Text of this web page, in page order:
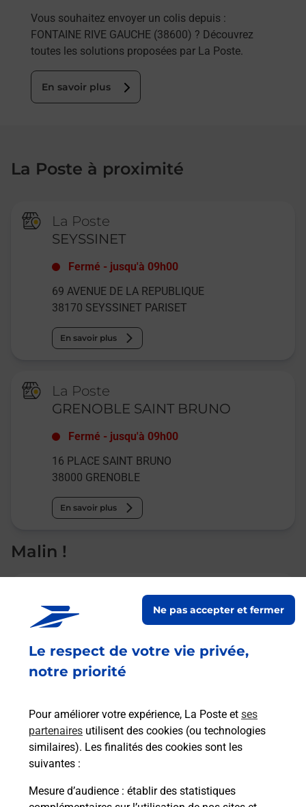
Le respect de votre vie privée,
notre priorité
Pour améliorer votre expérience, La Poste et ses
partenaires utilisent des cookies (ou technologies
similaires). Les finalités des cookies sont les
suivantes :
Mesure d’audience : établir des statistiques
Ne pas accepter et fermer
Vous souhaitez envoyer un colis depuis :
FONTAINE RIVE GAUCHE (38600) ? Découvrez
toutes les solutions proposées par La Poste.
En savoir plus
La Poste à proximité
La Poste
SEYSSINET
Fermé - jusqu'à 09h00
69 AVENUE DE LA REPUBLIQUE
38170 SEYSSINET PARISET
En savoir plus
La Poste
GRENOBLE SAINT BRUNO
Fermé - jusqu'à 09h00
16 PLACE SAINT BRUNO
38000 GRENOBLE
En savoir plus
Malin !
en ligne
En savoir plus
Recherchez un autre point de contact
Questions fréquemment posées